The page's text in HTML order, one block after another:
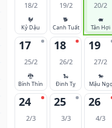
18/2
🐓
Kỷ Dậu
19/2
🐕
Canh Tuất
20/2
🐖
Tân Hợi
17
25/2
🐉
Bính Thìn
18
26/2
🐍
Đinh Tỵ
19
27/2
🐎
Mậu Ngọ
24
2/3
25
3/3
26
4/3